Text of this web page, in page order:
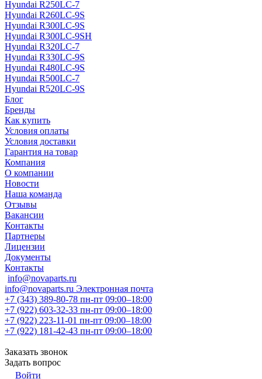
Hyundai R250LC-7
Hyundai R260LC-9S
Hyundai R300LC-9S
Hyundai R300LC-9SH
Hyundai R320LC-7
Hyundai R330LC-9S
Hyundai R480LC-9S
Hyundai R500LC-7
Hyundai R520LC-9S
Блог
Бренды
Как купить
Условия оплаты
Условия доставки
Гарантия на товар
Компания
О компании
Новости
Наша команда
Отзывы
Вакансии
Контакты
Партнеры
Лицензии
Документы
Контакты
info@novaparts.ru
info@novaparts.ru Электронная почта
+7 (343) 389-80-78 пн-пт 09:00–18:00
+7 (922) 603-32-33 пн-пт 09:00–18:00
+7 (922) 223-11-01 пн-пт 09:00–18:00
+7 (922) 181-42-43 пн-пт 09:00–18:00
Заказать звонок
Задать вопрос
Войти